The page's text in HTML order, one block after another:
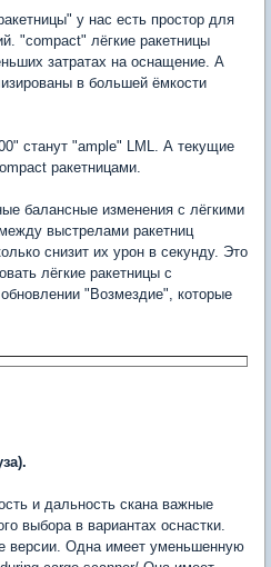
у нас есть простор для
"compact" лёгкие ракетницы
затратах на оснащение. А
в большей ёмкости
станут "ample" LML. А текущие
ракетницами.
балансные изменения с лёгкими
выстрелами ракетниц
снизит их урон в секунду. Это
лёгкие ракетницы с
"Возмездие", которые
и дальность скана важные
выбора в вариантах оснастки.
версии. Одна имеет уменьшенную